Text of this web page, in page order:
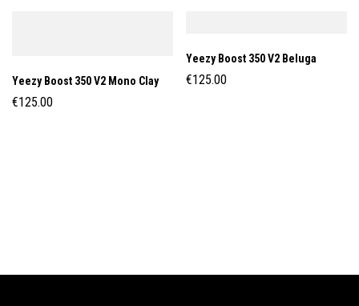
Yeezy Boost 350 V2 Mono Clay
€125.00
Yeezy Boost 350 V2 Beluga
€125.00